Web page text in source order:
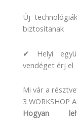
Új
biztosítanak
✔ Helyi
vendéget érj el
Mi vár a
3 WORKSHOP
Hogyan